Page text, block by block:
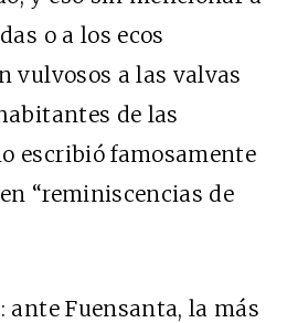
o a los ecos
vulvosos a las valvas
de las
escribió famosamente
“reminiscencias de
Fuensanta, la más